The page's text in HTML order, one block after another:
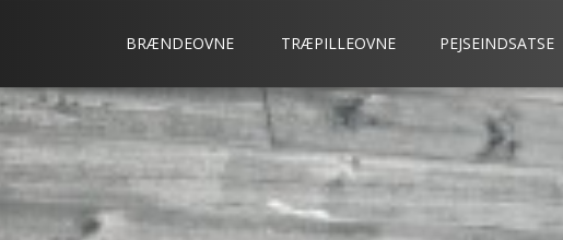
BRÆNDEOVNE TRÆPILLEOVNE PEJSEINDSATSE